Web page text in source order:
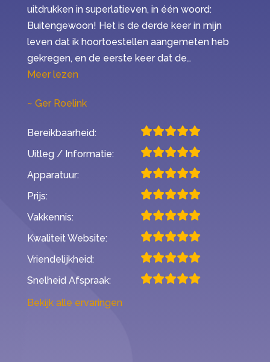
uitdrukken in superlatieven, in één woord:
Buitengewoon! Het is de derde keer in mijn
leven dat ik hoortoestellen aangemeten heb
gekregen, en de eerste keer dat de…
Meer lezen“Mijn ervaring met Second Opinion”
Ger Roelink
Bereikbaarheid:
Uitleg / Informatie:
Apparatuur:
Prijs:
Vakkennis:
Kwaliteit Website:
Vriendelijkheid:
Snelheid Afspraak:
Bekijk alle ervaringen